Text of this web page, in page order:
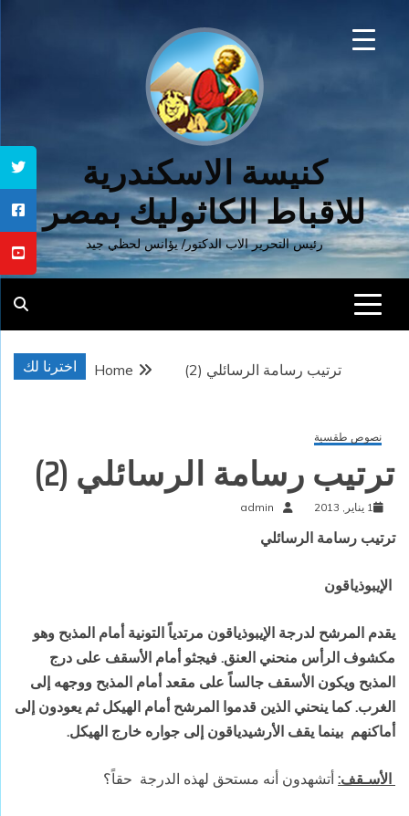
كنيسة الاسكندرية
للاقباط الكاثوليك بمصر
رئيس التحرير الاب الدكتور/ يؤانس لحظي جيد
اخترنا لك Home ترتيب رسامة الرسائلي (2)
نصوص طقسية
ترتيب رسامة الرسائلي (2)
1 يناير, 2013 admin
ترتيب رسامة الرسائلي
الإيبوذياقون
يقدم المرشح لدرجة الإيبوذياقون مرتدياً التونية أمام المذبح وهو
مكشوف الرأس منحني العنق. فيجثو أمام الأسقف على درج
المذبح ويكون الأسقف جالساً على مقعد أمام المذبح ووجهه إلى
الغرب. كما ينحني الذين قدموا المرشح أمام الهيكل ثم يعودون إلى
أماكنهم بينما يقف الأرشيدياقون إلى جواره خارج الهيكل.
الأسـقف: أتشهدون أنه مستحق لهذه الدرجة حقاً؟